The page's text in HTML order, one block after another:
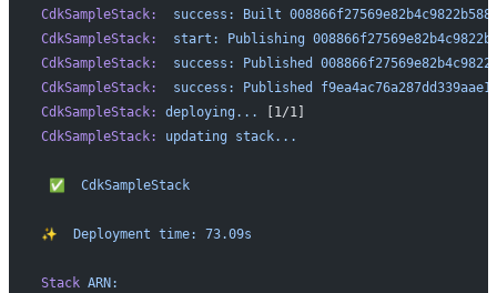
CdkSampleStack:
  success:
Built
CdkSampleStack:
  start:
Publishing
CdkSampleStack:
  success:
Published
CdkSampleStack:
  success:
Published
CdkSampleStack:
deploying...
[1/1]
CdkSampleStack:
updating stack...
✅
  CdkSampleStack
✨
  Deployment
time: 73.09s
Stack ARN: